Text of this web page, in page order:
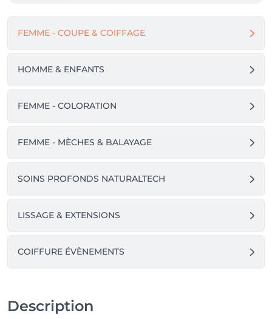
FEMME - COUPE & COIFFAGE
HOMME & ENFANTS
FEMME - COLORATION
FEMME - MÈCHES & BALAYAGE
SOINS PROFONDS NATURALTECH
LISSAGE & EXTENSIONS
COIFFURE ÉVÈNEMENTS
Description